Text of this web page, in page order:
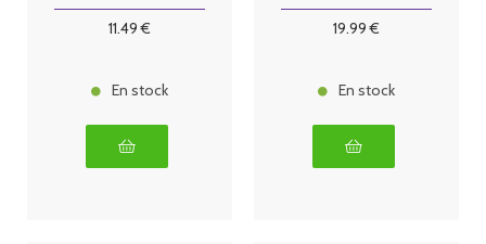
11.49 €
En stock
19.99 €
En stock